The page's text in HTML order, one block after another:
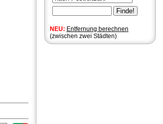
NEU: Entfernung berechnen
(zwischen zwei Städten)